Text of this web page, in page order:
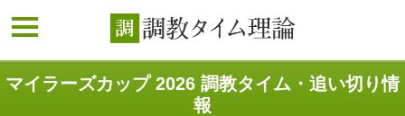
マイラーズカップ 2026 調教タイム・追い切り情
報